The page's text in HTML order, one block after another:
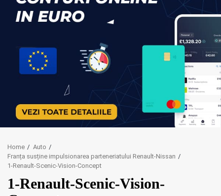
Home
Auto
Franța susține impulsionarea parteneriatului Renault-Nissan
1-Renault-Scenic-Vision-Concept
1-Renault-Scenic-Vision-